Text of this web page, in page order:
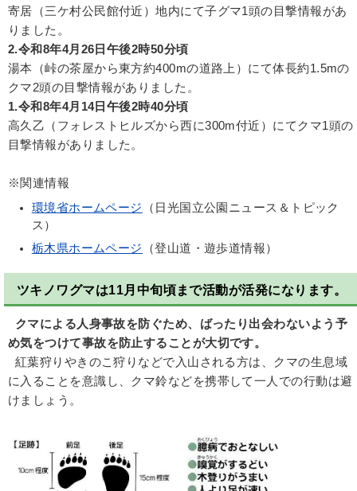
寄居（三ケ村公民館付近）地内にて子グマ1頭の目撃情報があ
りました。
2.令和8年4月26日午後2時50分頃
湯本（峠の茶屋から東方約400mの道路上）にて体長約1.5mの
クマ2頭の目撃情報がありました。
1.令和8年4月14日午後2時40分頃
高久乙（フォレストヒルズから西に300m付近）にてクマ1頭の
目撃情報がありました。
※関連情報
環境省ホームページ
（日光国立公園ニュース＆トピック
ス）
栃木県ホームページ
（登山道・遊歩道情報）
ツキノワグマは11月中旬頃まで活動が活発になります。
クマによる人身事故を防ぐため、ばったり出会わないよう予
め気をつけて事故を防止することが大切です。
紅葉狩りやきのこ狩りなどで入山される方は、クマの生息域
に入ることを意識し、クマ鈴などを携帯して一人での行動は避
けましょう。